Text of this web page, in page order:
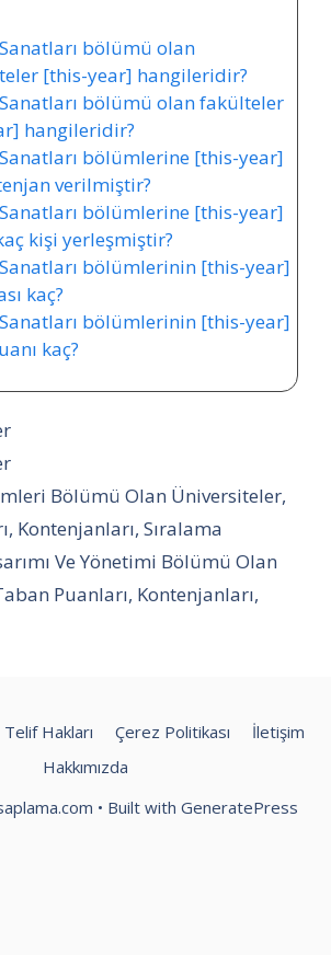
bölümü olan
[this-year] hangileridir?
bölümü olan fakülteler
hangileridir?
bölümlerine [this-year]
verilmiştir?
bölümlerine [this-year]
kişi yerleşmiştir?
bölümlerinin [this-year]
kaç?
bölümlerinin [this-year]
kaç?
Bölümü Olan Üniversiteler,
Kontenjanları, Sıralama
Ve Yönetimi Bölümü Olan
Puanları, Kontenjanları,
Telif Hakları Çerez Politikası
İletişim
Hakkımızda
• Built with GeneratePress